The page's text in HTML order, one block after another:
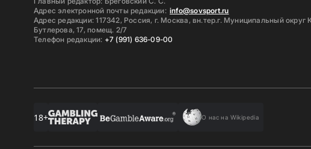
Адрес электронной почты редакции: info@sovsport.ru
Адрес редакции: 117342, Россия, г. Москва, вн.тер.г. Муниципальный округ
Бутлерова, 17, помещ. 2/7
Телефон редакции: +7 (991) 636-09-00
18+ О нас на Wikipedia